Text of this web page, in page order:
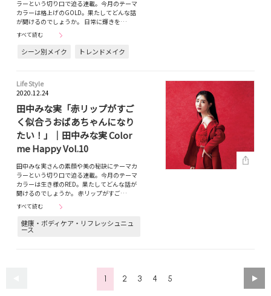
ラーという切り口で迫る連載。今月のテーマ
カラーは格上げのGOLD。果たしてどんな話
が聞けるのでしょうか。 日常に輝きを…
すべて読む
シーン別メイク トレンドメイク
Life Style
2020.12.24
田中みな実「赤リップがすご
く似合うおばあちゃんになり
たい！」｜田中みな実 Color
me Happy Vol.10
田中みな実さんの素顔や美の秘訣にテーマカ
ラーという切り口で迫る連載。今月のテーマ
カラーは生き様のRED。果たしてどんな話が
聞けるのでしょうか。 赤リップがすご…
すべて読む
健康・ボディケア・リフレッシュニュ
ース
1 2 3 4 5